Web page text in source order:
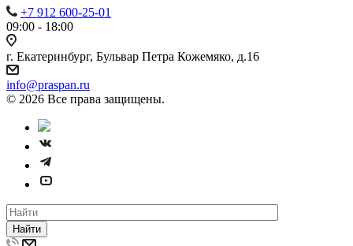
+7 912 600-25-01
09:00 - 18:00
г. Екатеринбург, Бульвар Петра Кожемяко, д.16
info@praspan.ru
© 2026 Все права защищены.
Найти